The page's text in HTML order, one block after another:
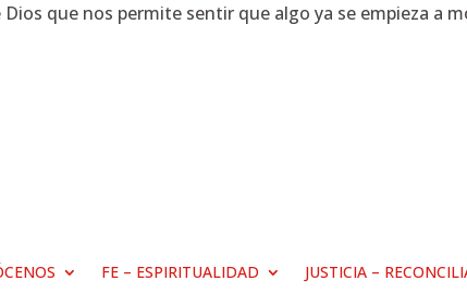
que nos permite sentir que algo ya se empieza a
FE – ESPIRITUALIDAD JUSTICIA –